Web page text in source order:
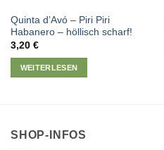
Quinta dʼAvó – Piri Piri
Habanero – höllisch scharf!
3,20 €
WEITERLESEN
SHOP-INFOS